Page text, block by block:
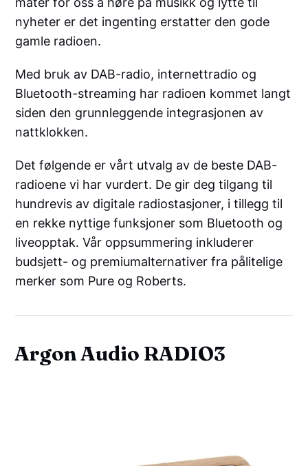
nyheter er det ingenting erstatter den gode
gamle radioen.
Med bruk av DAB-radio, internettradio og
Bluetooth-streaming har radioen kommet langt
siden den grunnleggende integrasjonen av
nattklokken.
Det følgende er vårt utvalg av de beste DAB-
radioene vi har vurdert. De gir deg tilgang til
hundrevis av digitale radiostasjoner, i tillegg til
en rekke nyttige funksjoner som Bluetooth og
liveopptak. Vår oppsummering inkluderer
budsjett- og premiumalternativer fra pålitelige
merker som Pure og Roberts.
Argon Audio RADIO3